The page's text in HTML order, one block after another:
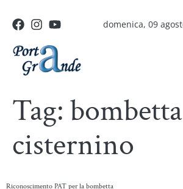
domenica, 09
Tag:
cisternino
Riconoscimento PAT per la bombetta